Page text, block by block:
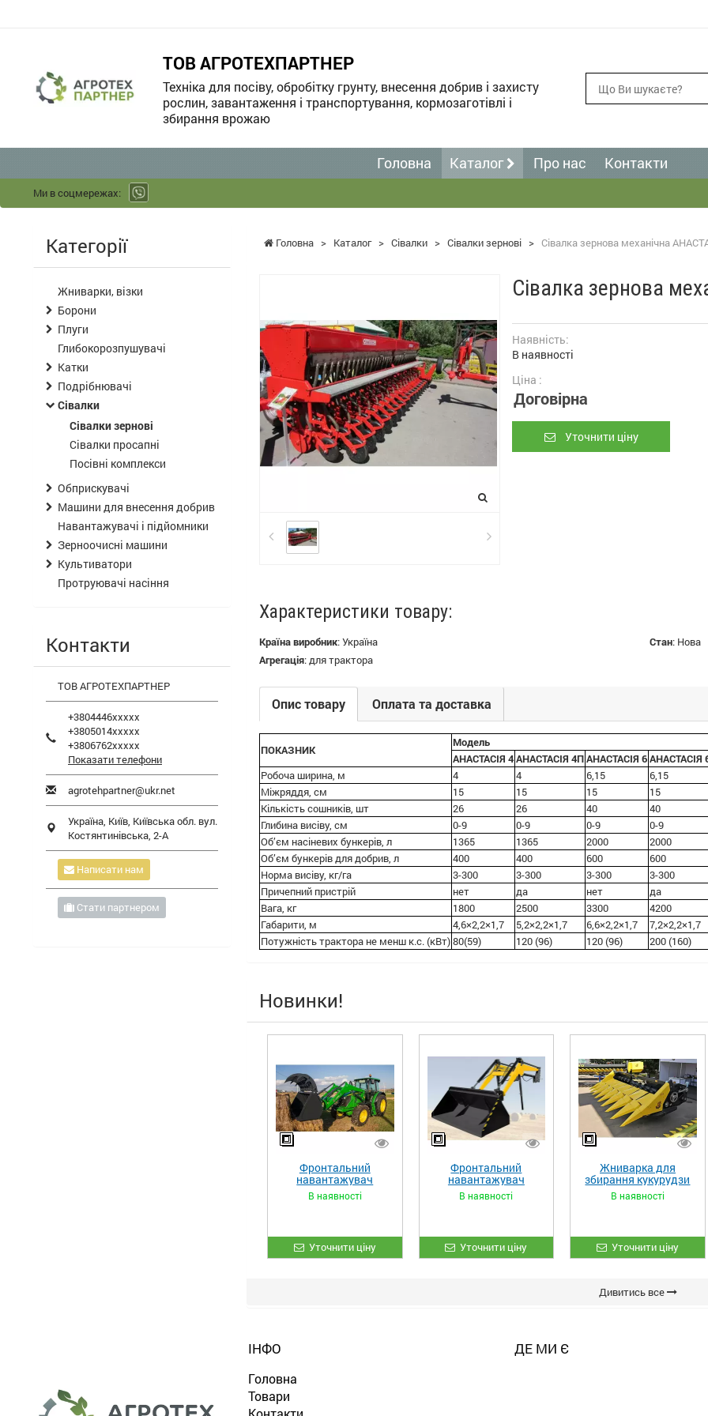
ТОВ АГРОТЕХПАРТНЕР
Техніка для посіву, обробітку грунту, внесення добрив і захисту
рослин, завантаження і транспортування, кормозаготівлі і
збирання врожаю
Головна Каталог Про нас Контакти
Ми в соцмережах:
Головна > Каталог > Сівалки > Сівалки зернові > Сівалка зернова механічна
Сівалка зернова
Наявність:
В наявності
Ціна :
Договірна
Уточнити ціну
Характеристики товару:
Країна виробник:Україна Стан: Нова
Агрегація:для трактора
Опис товару Оплата та доставка
ПОКАЗНИК
Модель
АНАСТАСІЯ 4АНАСТАСІЯ 4ПАНАСТАСІЯ 6АНАСТАСІЯ
Робоча ширина, м
4 4 6,15
6,15
Міжряддя, см
15 15 15
15
Кількість сошників, шт
26 26 40
40
Глибина висіву, см
0-9 0-9 0-9
0-9
Об’єм насіневих бункерів, л
1365 1365 2000
2000
Об’єм бункерів для добрив, л
400 400 600
600
Норма висіву, кг/га
3-300 3-300 3-300
3-300
Причепний пристрій
нет да нет
да
Вага, кг
1800 2500 3300
4200
Габарити, м
4,6×2,2×1,7 5,2×2,2×1,7 6,6×2,2×1,7
7,2×2,2×1,7
Потужність трактора не менш к.с. (кВт)80(59) 120 (96) 120 (96) 200 (160)
Новинки!
Фронтальний
навантажувач
«STRONG XL»
В наявності
Уточнити ціну
Фронтальний
навантажувач
«STRONG»
В наявності
Уточнити ціну
Жниварка для
збирання кукурудзи
ЖКИ-870
В наявності
Уточнити ціну
Дивитись все
Категорії
Жниварки, візки
Борони
Плуги
Глибокорозпушувачі
Катки
Подрібнювачі
Сівалки
Сівалки зернові
Сівалки просапні
Посівні комплекси
Обприскувачі
Машини для внесення добрив
Навантажувачі і підйомники
Зерноочисні машини
Культиватори
Протруювачі насіння
Контакти
ТОВ АГРОТЕХПАРТНЕР
+3804446xxxxx
+3805014xxxxx
+3806762xxxxx
Показати телефони
agrotehpartner@ukr.net
Україна, Київ, Київська обл. вул.
Костянтинівська, 2-А
Написати нам
Стати партнером
ІНФО
Головна
Товари
ДЕ МИ Є